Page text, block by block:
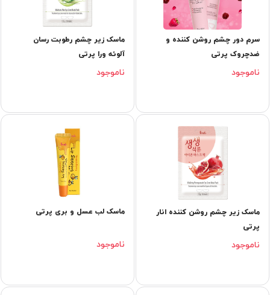
سرم دور چشم روشن کننده و
ضدچروک پرتی
ناموجود
ماسک زیر چشم رطوبت رسان
آلوئه ورا پرتی
ناموجود
ماسک زیر چشم روشن کننده انار
پرتی
ناموجود
ماسک لب عسل و بری پرتی
ناموجود